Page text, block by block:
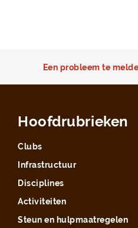
Een probleem te
Hoofdrubrieken
Clubs
Infrastructuur
Disciplines
Activiteiten
Steun en hulpmaatregelen